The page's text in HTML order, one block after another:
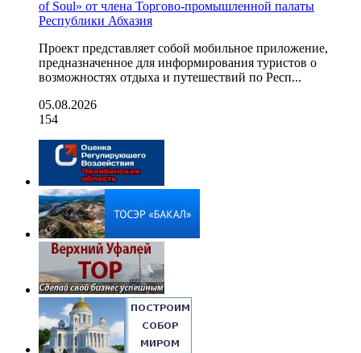
of Soul» от члена Торгово-промышленной палаты
Республики Абхазия
Проект представляет собой мобильное приложение,
предназначенное для информирования туристов о
возможностях отдыха и путешествий по Респ...
05.08.2026
154